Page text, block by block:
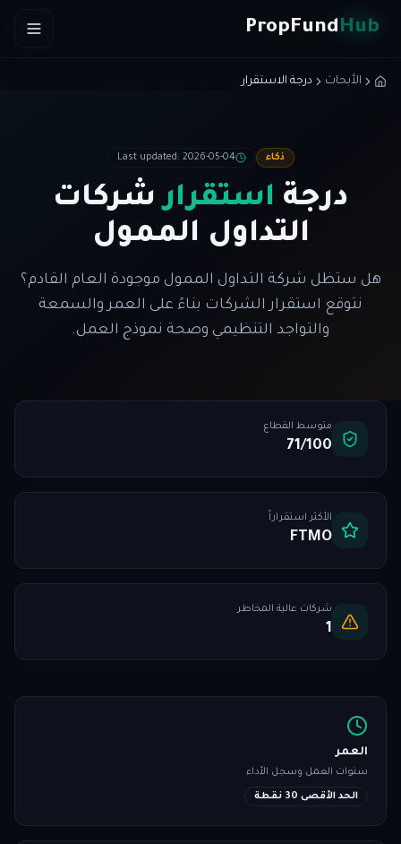
PropFundHub
الأبحاث درجة الاستقرار
ذكاء Last updated: 2026-05-04
درجة استقرار شركات
التداول الممول
هل ستظل شركة التداول الممول موجودة العام القادم؟
نتوقع استقرار الشركات بناءً على العمر والسمعة
والتواجد التنظيمي وصحة نموذج العمل.
متوسط القطاع
71/100
الأكثر استقراراً
FTMO
شركات عالية المخاطر
1
العمر
سنوات العمل وسجل الأداء
الحد الأقصى 30 نقطة